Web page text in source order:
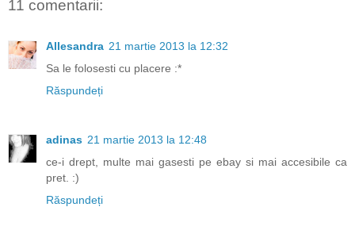
11 comentarii:
Allesandra 21 martie 2013 la 12:32
Sa le folosesti cu placere :*
Răspundeți
adinas 21 martie 2013 la 12:48
ce-i drept, multe mai gasesti pe ebay si mai accesibile ca
pret. :)
Răspundeți